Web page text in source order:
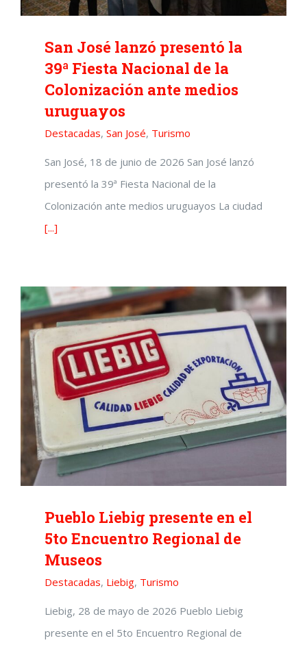
San José lanzó presentó la
39ª Fiesta Nacional de la
Colonización ante medios
uruguayos
Destacadas, San José, Turismo
San José, 18 de junio de 2026 San José lanzó
presentó la 39ª Fiesta Nacional de la
Colonización ante medios uruguayos La ciudad
[...]
Pueblo Liebig presente en el
5to Encuentro Regional de
Museos
Destacadas, Liebig, Turismo
Liebig, 28 de mayo de 2026 Pueblo Liebig
presente en el 5to Encuentro Regional de